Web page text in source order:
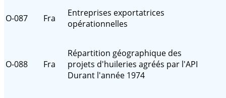
O-087 Fra
Entreprises exportatrices
opérationnelles
O-088 Fra
Répartition géographique des
projets d'huileries agréés par l'API
Durant l'année 1974